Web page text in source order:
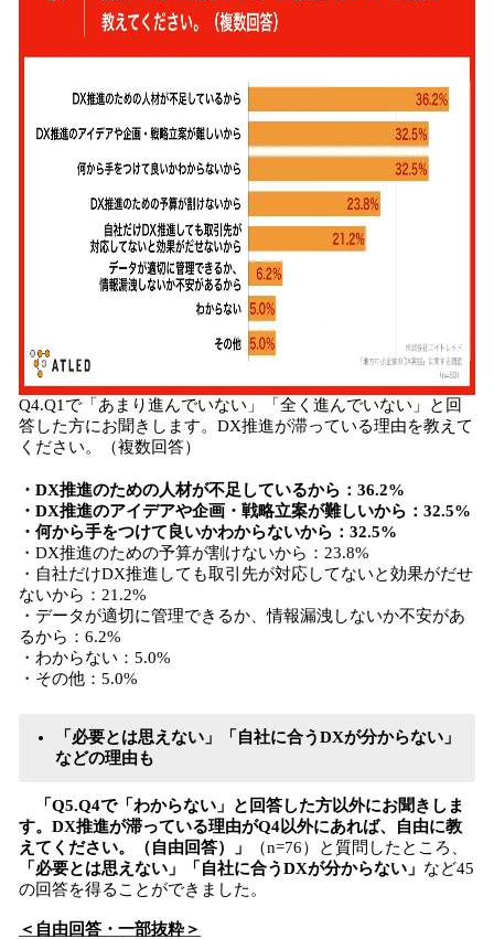
Q4.Q1で「あまり進んでいない」「全く進んでいない」と回
答した方にお聞きします。DX推進が滞っている理由を教えて
ください。（複数回答）
・DX推進のための人材が不足しているから：36.2%
・DX推進のアイデアや企画・戦略立案が難しいから：32.5%
・何から手をつけて良いかわからないから：32.5%
・DX推進のための予算が割けないから：23.8%
・自社だけDX推進しても取引先が対応してないと効果がだせ
ないから：21.2%
・データが適切に管理できるか、情報漏洩しないか不安があ
るから：6.2%
・わからない：5.0%
・その他：5.0%
「必要とは思えない」「自社に合うDXが分からない」
などの理由も
「Q5.Q4で「わからない」と回答した方以外にお聞きしま
す。DX推進が滞っている理由がQ4以外にあれば、自由に教
えてください。（自由回答）」
（n=76）と質問したところ、
「必要とは思えない」「自社に合うDXが分からない」 など45
の回答を得ることができました。
＜自由回答・一部抜粋＞